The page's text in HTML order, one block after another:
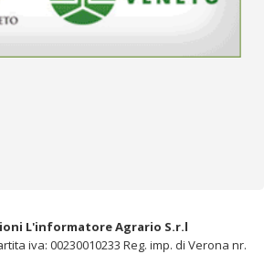
L'informatore Agrario S.r.l
iva: 00230010233 Reg. imp. di Verona nr.